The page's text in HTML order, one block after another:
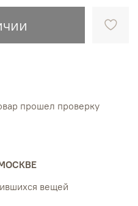
прошел проверку
вещей